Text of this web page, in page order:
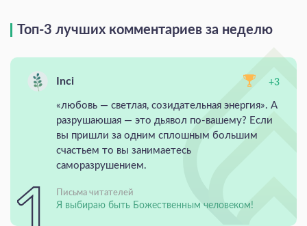
Топ-3 лучших комментариев за неделю
Inci +3
«любовь — светлая, созидательная энергия». А
разрушаюшая — это дьявол по-вашему? Если
вы пришли за одним сплошным большим
счастьем то вы занимаетесь
саморазрушением.
Письма читателей
Я выбираю быть Божественным человеком!